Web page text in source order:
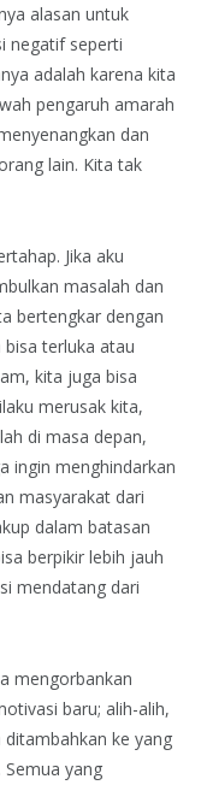
alasan untuk
negatif seperti
adalah karena kita
pengaruh amarah
dan
lain. Kita tak
Jika aku
masalah dan
bertengkar dengan
terluka atau
kita juga bisa
merusak kita,
di masa depan,
ingin menghindarkan
masyarakat dari
dalam batasan
berpikir lebih jauh
mendatang dari
mengorbankan
baru; alih-alih,
ke yang
yang